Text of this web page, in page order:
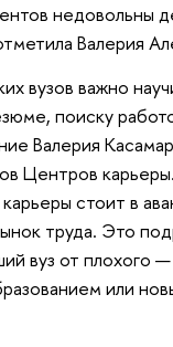
недовольны
Валерия
вузов важно
поиску
Валерия
Центров
стоит в
труда. Это
вуз от плохого
или